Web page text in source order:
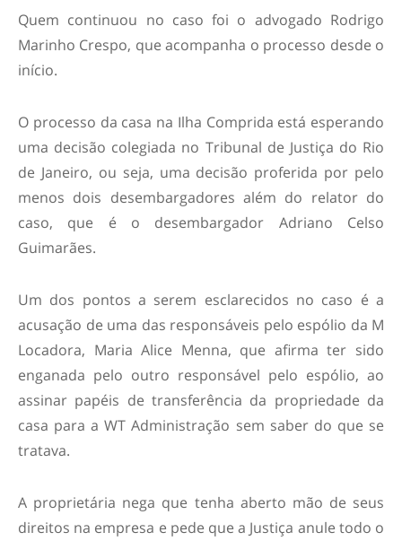
Quem continuou no caso foi o advogado Rodrigo
Marinho Crespo, que acompanha o processo desde o
início.
O processo da casa na Ilha Comprida está esperando
uma decisão colegiada no Tribunal de Justiça do Rio
de Janeiro, ou seja, uma decisão proferida por pelo
menos dois desembargadores além do relator do
caso, que é o desembargador Adriano Celso
Guimarães.
Um dos pontos a serem esclarecidos no caso é a
acusação de uma das responsáveis pelo espólio da M
Locadora, Maria Alice Menna, que afirma ter sido
enganada pelo outro responsável pelo espólio, ao
assinar papéis de transferência da propriedade da
casa para a WT Administração sem saber do que se
tratava.
A proprietária nega que tenha aberto mão de seus
direitos na empresa e pede que a Justiça anule todo o